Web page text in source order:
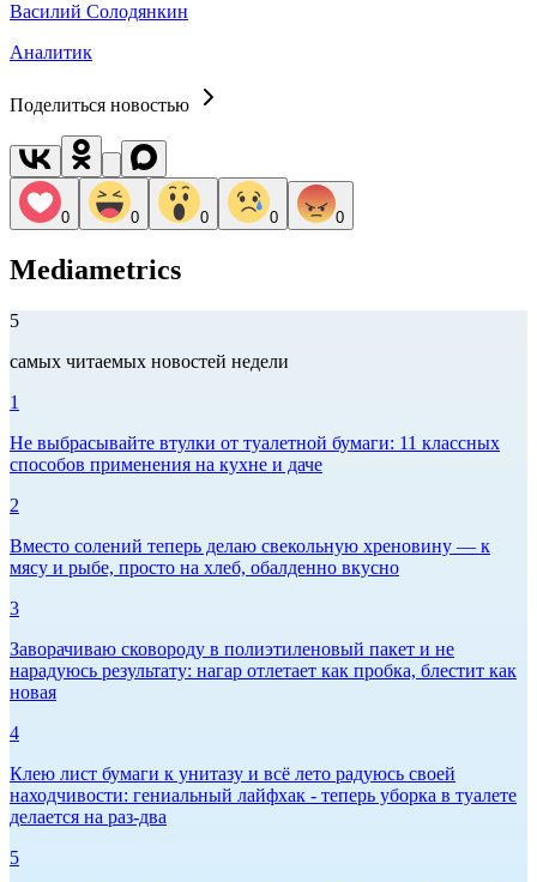
Василий Солодянкин
Аналитик
Поделиться новостью
0 0 0 0 0
Mediametrics
5
самых читаемых новостей недели
1
Не выбрасывайте втулки от туалетной бумаги: 11 классных
способов применения на кухне и даче
2
Вместо солений теперь делаю свекольную хреновину — к
мясу и рыбе, просто на хлеб, обалденно вкусно
3
Заворачиваю сковороду в полиэтиленовый пакет и не
нарадуюсь результату: нагар отлетает как пробка, блестит как
новая
4
Клею лист бумаги к унитазу и всё лето радуюсь своей
находчивости: гениальный лайфхак - теперь уборка в туалете
делается на раз-два
5